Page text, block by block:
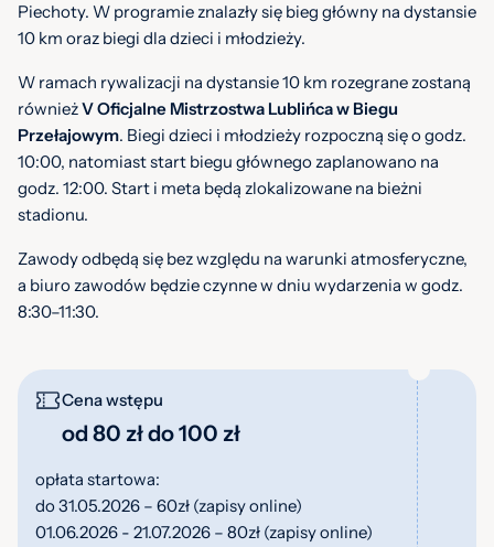
Piechoty. W programie znalazły się bieg główny na dystansie
10 km oraz biegi dla dzieci i młodzieży.
W ramach rywalizacji na dystansie 10 km rozegrane zostaną
równieżV Oficjalne Mistrzostwa Lublińca w Biegu
Przełajowym. Biegi dzieci i młodzieży rozpoczną się o godz.
10:00, natomiast start biegu głównego zaplanowano na
godz. 12:00. Start i meta będą zlokalizowane na bieżni
stadionu.
Zawody odbędą się bez względu na warunki atmosferyczne,
a biuro zawodów będzie czynne w dniu wydarzenia w godz.
8:30–11:30.
Cena wstępu
od 80 zł do 100 zł
opłata startowa:
do 31.05.2026 – 60zł (zapisy online)
01.06.2026 - 21.07.2026 – 80zł (zapisy online)